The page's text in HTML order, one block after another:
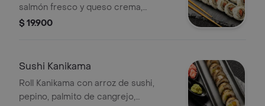
salmón fresco y queso crema,
envuelto en alga nori. Acompañado de
/ PLU 3789014
$ 19.900
Sushi Kanikama
Roll Kanikama con arroz de sushi,
pepino, palmito de cangrejo,